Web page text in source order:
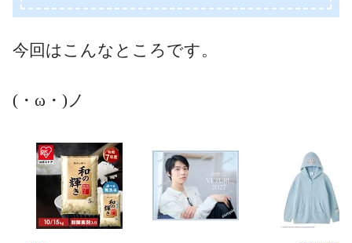
今回はこんなところです。
(・ω・)ノ